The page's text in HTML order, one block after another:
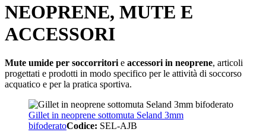
NEOPRENE, MUTE E
ACCESSORI
Mute umide per soccorritori e accessori in neoprene, articoli
progettati e prodotti in modo specifico per le attività di soccorso
acquatico e per la pratica sportiva.
Gillet in neoprene sottomuta Seland 3mm
bifoderatoCodice: SEL-AJB